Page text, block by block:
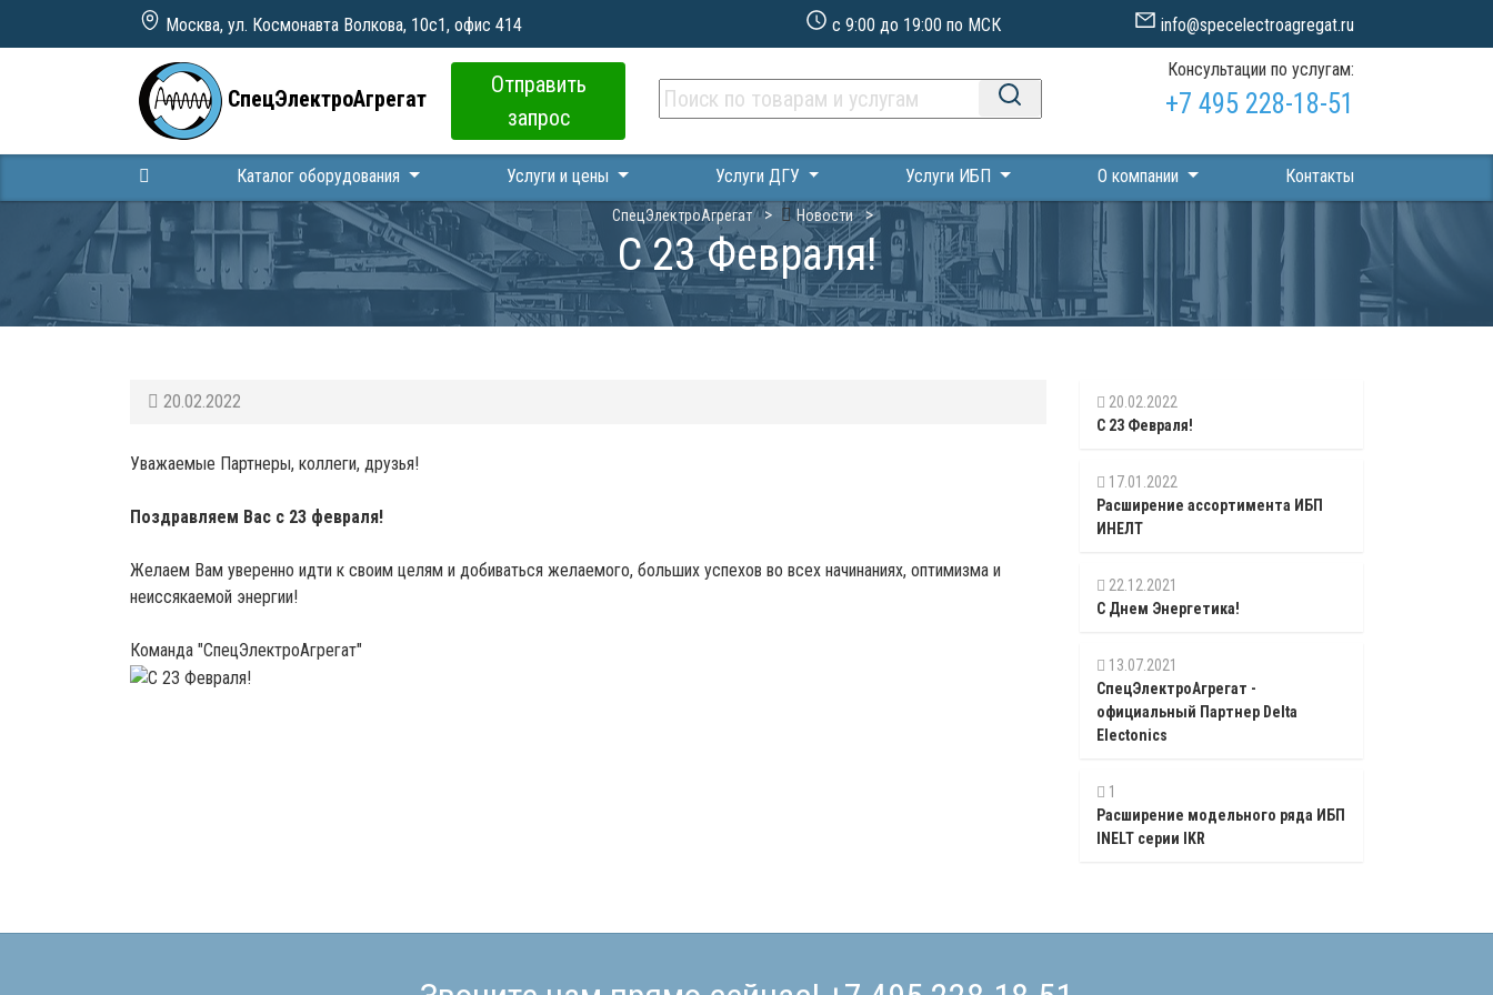
Москва, ул. Космонавта Волкова, 10с1, офис 414 с 9:00 до 19:00 по МСК info@specelectroagregat.ru
СпецЭлектроАгрегат
Отправить
запрос
Консультации по услугам:
+7 495 228-18-51
Каталог оборудования Услуги и цены Услуги ДГУ Услуги ИБП О компании Контакты
СпецЭлектроАгрегат Новости
С 23 Февраля!
20.02.2022
Уважаемые Партнеры, коллеги, друзья!
Поздравляем Вас с 23 февраля!
Желаем Вам уверенно идти к своим целям и добиваться желаемого, больших успехов во всех начинаниях, оптимизма и
неиссякаемой энергии!
Команда "СпецЭлектроАгрегат"
20.02.2022
С 23 Февраля!
17.01.2022
Расширение ассортимента ИБП
ИНЕЛТ
22.12.2021
С Днем Энергетика!
13.07.2021
СпецЭлектроАгрегат -
официальный Партнер Delta
Electonics
1
Расширение модельного ряда ИБП
INELT серии IKR